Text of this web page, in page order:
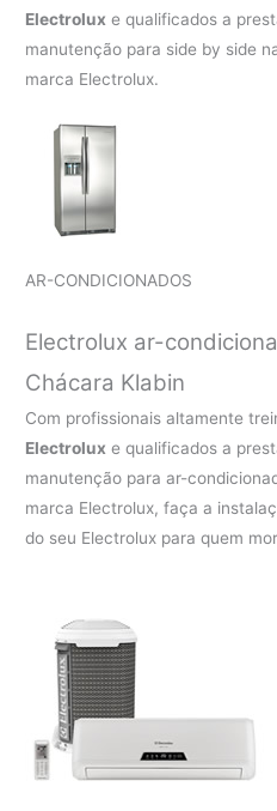
Electrolux e qualificados a
manutenção para side by side
marca Electrolux.
AR-CONDICIONADOS
Electrolux ar-
Chácara Klabin
Com profissionais altamente
Electrolux e qualificados a
manutenção para ar-
marca Electrolux, faça a
do seu Electrolux para quem